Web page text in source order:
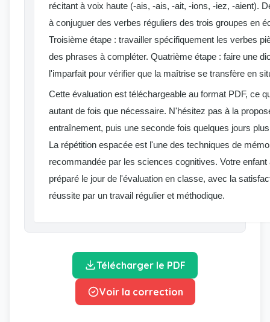
récitant à voix haute (-ais, -ais, -ait, -ions, -iez, -aient).
à conjuguer des verbes réguliers des trois groupes en
Troisième étape : travailler spécifiquement les verbes
des phrases à compléter. Quatrième étape : faire une
l'imparfait pour vérifier que la maîtrise se transfère en
Cette évaluation est téléchargeable au format PDF, ce
autant de fois que nécessaire. N'hésitez pas à la
entraînement, puis une seconde fois quelques jours
La répétition espacée est l'une des techniques de
recommandée par les sciences cognitives. Votre
préparé le jour de l'évaluation en classe, avec la
réussite par un travail régulier et méthodique.
Télécharger le PDF
Voir la correction